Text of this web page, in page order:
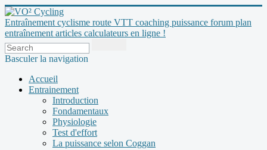
Entraînement cyclisme route VTT coaching puissance forum plan
entraînement articles calculateurs en ligne !
Basculer la navigation
Accueil
Entrainement
Introduction
Fondamentaux
Physiologie
Test d'effort
La puissance selon Coggan